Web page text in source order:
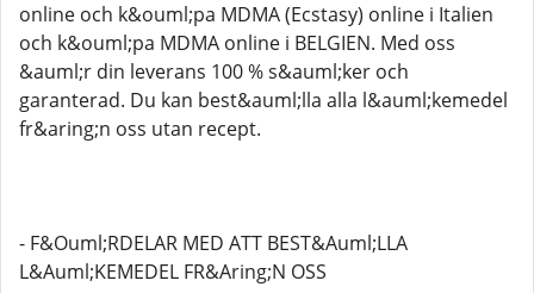
online och k&ouml;pa MDMA (Ecstasy) online i Italien
och k&ouml;pa MDMA online i BELGIEN. Med oss ​​
&auml;r din leverans 100 % s&auml;ker och
garanterad. Du kan best&auml;lla alla l&auml;kemedel
fr&aring;n oss utan recept.
- F&Ouml;RDELAR MED ATT BEST&Auml;LLA
L&Auml;KEMEDEL FR&Aring;N OSS